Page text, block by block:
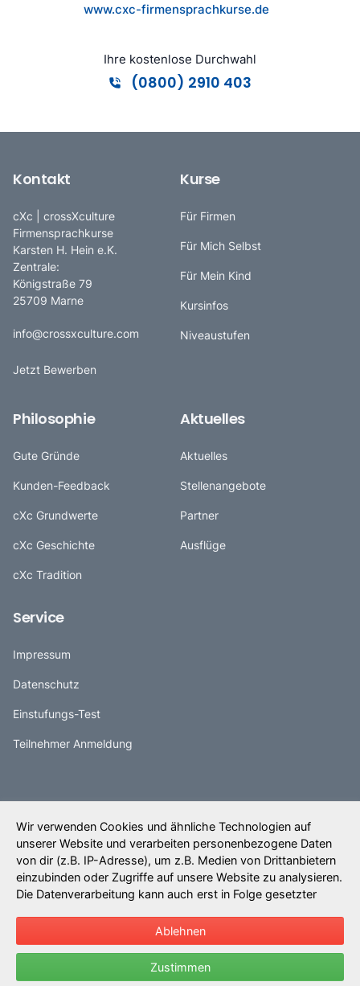
Wir verwenden Cookies und ähnliche Technologien auf
unserer Website und verarbeiten personenbezogene Daten
von dir (z.B. IP-Adresse), um z.B. Medien von Drittanbietern
einzubinden oder Zugriffe auf unsere Website zu analysieren.
Die Datenverarbeitung kann auch erst in Folge gesetzter
in den Privatsphäre-Einstellungen benennen.
Infos...
Ablehnen
Zustimmen
www.cxc-firmensprachkurse.de
Ihre kostenlose Durchwahl
(0800) 2910 403
Kontakt
cXc | crossXculture
Firmensprachkurse
Karsten H. Hein e.K.
Zentrale:
Königstraße 79
25709 Marne
info@crossxculture.com
Jetzt Bewerben
Kurse
Für Firmen
Für Mich Selbst
Für Mein Kind
Kursinfos
Niveaustufen
Philosophie
Gute Gründe
Kunden-Feedback
cXc Grundwerte
cXc Geschichte
cXc Tradition
Aktuelles
Aktuelles
Stellenangebote
Partner
Ausflüge
Service
Impressum
Datenschutz
Einstufungs-Test
Teilnehmer Anmeldung
(0800) 2910 403 English
© 2005-2026crossXculture